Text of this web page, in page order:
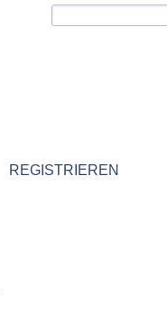
REGISTRIEREN